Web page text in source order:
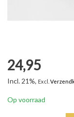
24,95
Incl. 21%, Excl.
Op voorraad